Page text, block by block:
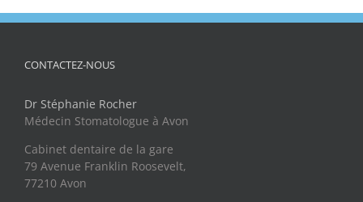
CONTACTEZ-NOUS
Dr Stéphanie Rocher
Médecin Stomatologue à Avon
Cabinet dentaire de la gare
79 Avenue Franklin Roosevelt,
77210 Avon